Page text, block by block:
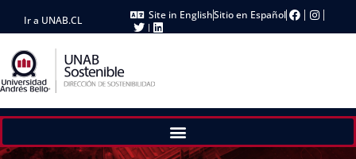
Ir a UNAB.CL Site in EnglishSitio en Español